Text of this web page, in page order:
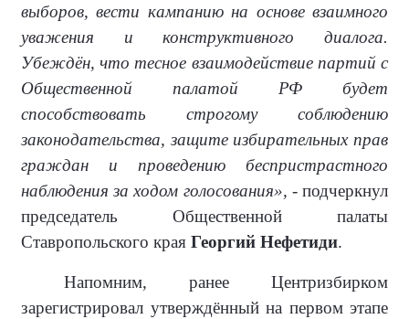
выборов, вести кампанию на основе взаимного
уважения и конструктивного диалога.
Убеждён, что тесное взаимодействие партий с
Общественной палатой РФ будет
способствовать строгому соблюдению
законодательства, защите избирательных прав
граждан и проведению беспристрастного
наблюдения за ходом голосования», - подчеркнул
председатель Общественной палаты
Ставропольского края Георгий Нефетиди.
Напомним, ранее Центризбирком
зарегистрировал утверждённый на первом этапе